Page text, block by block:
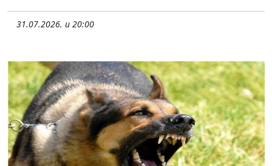
31.07.2026. u 20:00